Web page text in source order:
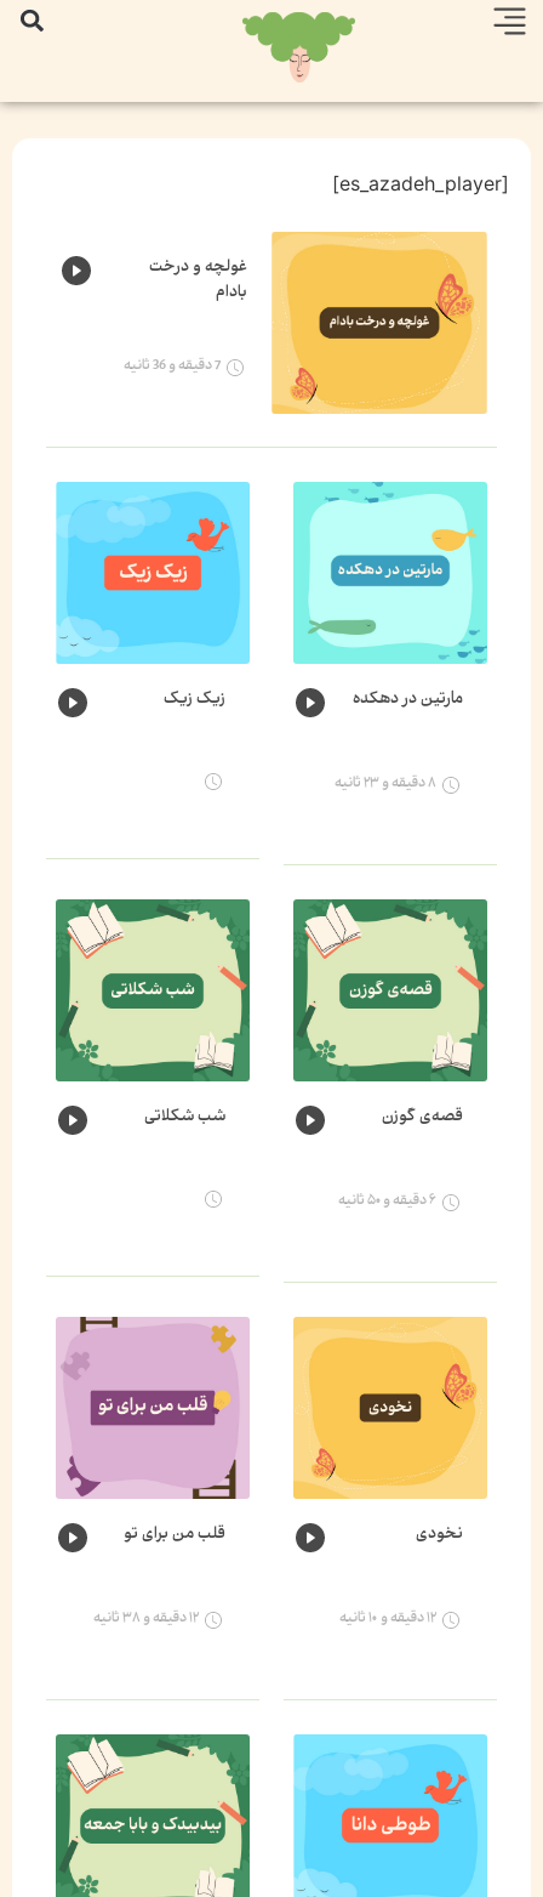
[es_azadeh_player]
غولچه و درخت
بادام
7 دقیقه و 36 ثانیه
مارتین در دهکده
۸ دقیقه و ۲۳ ثانیه
زیک زیک
قصه‌ی گوزن
۶ دقیقه و ۵۰ ثانیه
شب شکلاتی
نخودی
۱۲ دقیقه و ۱۰ ثانیه
قلب من برای تو
۱۲ دقیقه و ۳۸ ثانیه